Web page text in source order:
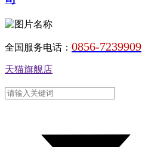
全国服务电话： 0856-7239909
天猫旗舰店